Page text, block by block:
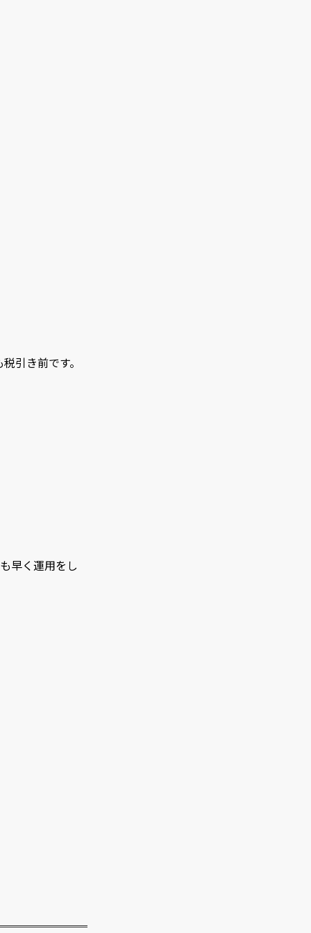
引き前です。
早く運用をし